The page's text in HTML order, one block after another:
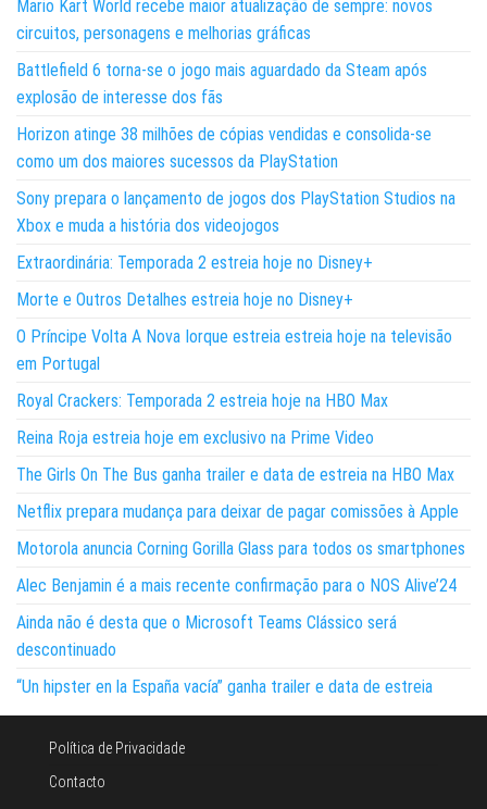
Mario Kart World recebe maior atualização de sempre: novos
circuitos, personagens e melhorias gráficas
Battlefield 6 torna-se o jogo mais aguardado da Steam após
explosão de interesse dos fãs
Horizon atinge 38 milhões de cópias vendidas e consolida-se
como um dos maiores sucessos da PlayStation
Sony prepara o lançamento de jogos dos PlayStation Studios na
Xbox e muda a história dos videojogos
Extraordinária: Temporada 2 estreia hoje no Disney+
Morte e Outros Detalhes estreia hoje no Disney+
O Príncipe Volta A Nova Iorque estreia estreia hoje na televisão
em Portugal
Royal Crackers: Temporada 2 estreia hoje na HBO Max
Reina Roja estreia hoje em exclusivo na Prime Video
The Girls On The Bus ganha trailer e data de estreia na HBO Max
Netflix prepara mudança para deixar de pagar comissões à Apple
Motorola anuncia Corning Gorilla Glass para todos os smartphones
Alec Benjamin é a mais recente confirmação para o NOS Alive’24
Ainda não é desta que o Microsoft Teams Clássico será
descontinuado
“Un hipster en la España vacía” ganha trailer e data de estreia
Política de Privacidade
Contacto